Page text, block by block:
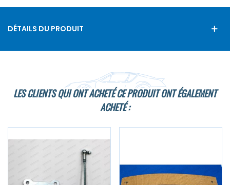
DÉTAILS DU PRODUIT
LES CLIENTS QUI ONT ACHETÉ CE PRODUIT ONT ÉGALEMENT
ACHETÉ :